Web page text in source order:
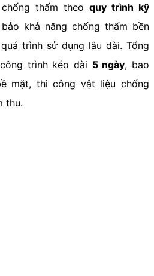
thấm theo quy trình kỹ
khả năng chống thấm bền
trình sử dụng lâu dài. Tổng
trình kéo dài 5 ngày, bao
mặt, thi công vật liệu chống
thu.